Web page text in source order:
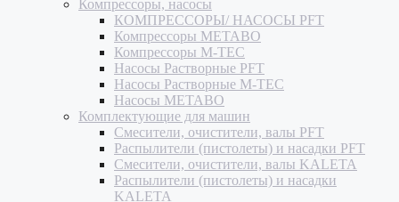
Компрессоры, насосы
КОМПРЕССОРЫ/ НАСОСЫ PFT
Компрессоры METABO
Компрессоры M-TEC
Насосы Растворные PFT
Насосы Растворные M-TEC
Насосы METABO
Комплектующие для машин
Смесители, очистители, валы PFT
Распылители (пистолеты) и насадки PFT
Смесители, очистители, валы KALETA
Распылители (пистолеты) и насадки
KALETA